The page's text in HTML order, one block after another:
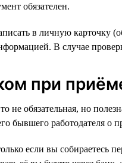
обязателен.
в личную карточку
В случае
при
не обязательная, но
бывшего работодателя о
если вы собираетесь